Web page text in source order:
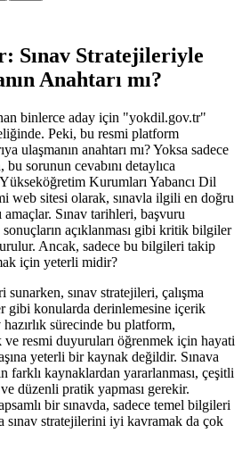
Sınav Stratejileriyle
Anahtarı mı?
binlerce aday için "yokdil.gov.tr"
Peki, bu resmi platform
ulaşmanın anahtarı mı? Yoksa sadece
sorunun cevabını detaylıca
Kurumları Yabancı Dil
web sitesi olarak, sınavla ilgili en doğru
Sınav tarihleri, başvuru
açıklanması gibi kritik bilgiler
Ancak, sadece bu bilgileri takip
için yeterli midir?
sınav stratejileri, çalışma
gibi konularda derinlemesine içerik
sürecinde bu platform,
ve resmi duyuruları öğrenmek için hayati
yeterli bir kaynak değildir. Sınava
farklı kaynaklardan yararlanması, çeşitli
düzenli pratik yapması gerekir.
bir sınavda, sadece temel bilgileri
sınav stratejilerini iyi kavramak da çok